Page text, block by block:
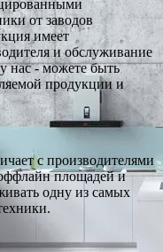
от заводов
имеет
и обслуживание
нас - можете быть
продукции и
с производителями
площадей и
одну из самых